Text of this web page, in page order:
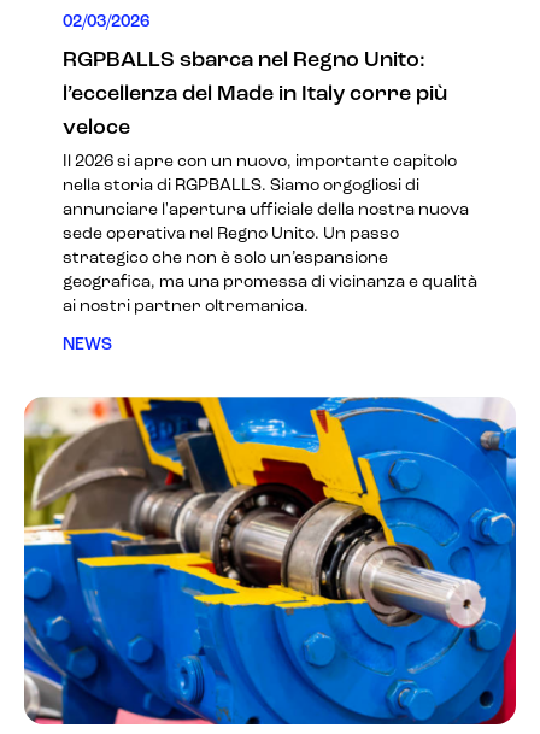
02/03/2026
RGPBALLS sbarca nel Regno Unito:
l’eccellenza del Made in Italy corre più
veloce
Il 2026 si apre con un nuovo, importante capitolo
nella storia di RGPBALLS. Siamo orgogliosi di
annunciare l'apertura ufficiale della nostra nuova
sede operativa nel Regno Unito. Un passo
strategico che non è solo un’espansione
geografica, ma una promessa di vicinanza e qualità
ai nostri partner oltremanica.
NEWS